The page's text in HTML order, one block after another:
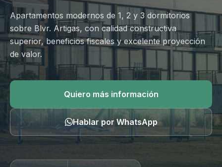
Ubicación
Contacto
Hablar por WhatsApp
Apartamentos modernos de 1, 2 y 3 dormitorios
sobre Blvr. Artigas, con calidad constructiva
superior, beneficios fiscales y excelente proyección
de valor.
Quiero más información
Hablar por WhatsApp